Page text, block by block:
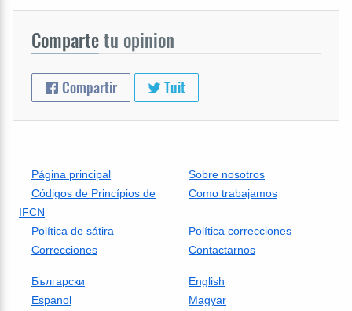
Compartetu opinion
Compartir Tuit
Página principal
Sobre nosotros
Códigos de Princípios de
IFCN
Como trabajamos
Política de sátira
Política correcciones
Correcciones
Contactarnos
Български
English
Espanol
Magyar